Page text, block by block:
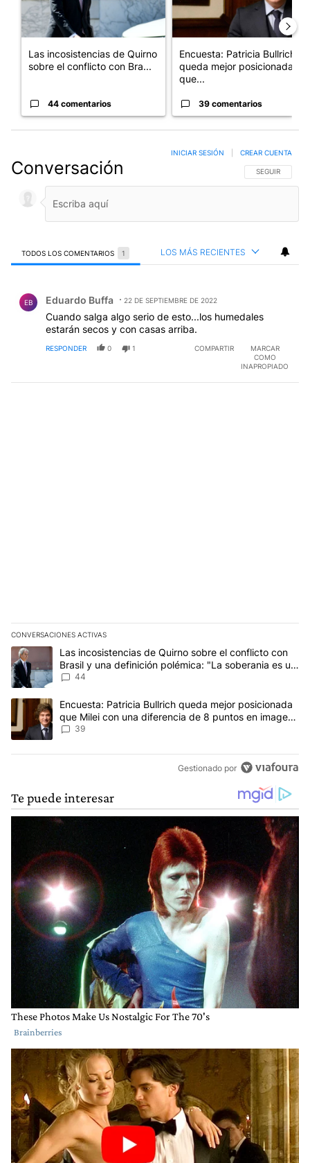
Las incosistencias de Quirno
sobre el conflicto con Bra...
44 comentarios
Encuesta: Patricia Bullrich
queda mejor posicionada
que...
39 comentarios
Conversación SIGA ESTA
SEGUIR
INICIAR SESIÓN CREAR CUENTA
TODOS LOS COMENTARIOS 1 LOS MÁS RECIENTES
EB Eduardo Buffa 22 DE SEPTIEMBRE DE 2022
Cuando salga algo serio de esto...los humedales
estarán secos y con casas arriba.
RESPONDER 0 1 COMPARTIR
MARCAR
COMO
INAPROPIADO
CONVERSACIONES ACTIVAS
Este listado muestra los artículos con más comentarios en los
Un artículo de tendencia con el título "Las incosistencias de
Las incosistencias de Quirno sobre el conflicto con
Brasil y una definición polémica: "La soberania es un
concepto antiguo"
44
Un artículo de tendencia con el título "Encuesta: Patricia
Encuesta: Patricia Bullrich queda mejor posicionada
que Milei con una diferencia de 8 puntos en imagen
negativa
39
Gestionado por